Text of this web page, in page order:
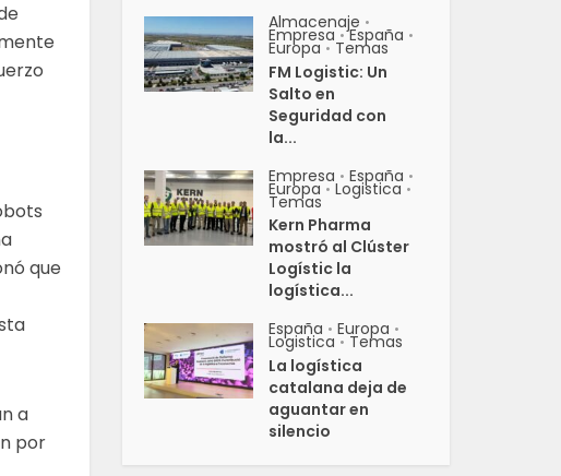
que
a
por
Almacenaje •
Empresa • España •
Europa • Temas
FM Logistic: Un
Salto en
Seguridad con
la...
Empresa • España •
Europa • Logistica •
Temas
Kern Pharma
mostró al Clúster
Logístic la
logística...
España • Europa •
Logistica • Temas
La logística
catalana deja de
aguantar en
silencio